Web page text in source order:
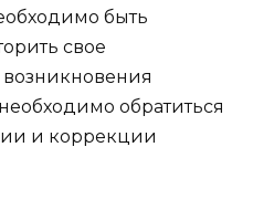
быть
свое
возникновения
обратиться
и коррекции